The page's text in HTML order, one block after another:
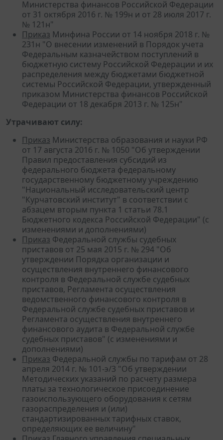
Министерства финансов Российской Федерации
от 31 октября 2016 г. № 199н и от 28 июля 2017 г.
№ 121н"
Приказ Минфина России от 14 ноября 2018 г. №
231н "О внесении изменений в Порядок учета
Федеральным казначейством поступлений в
бюджетную систему Российской Федерации и их
распределения между бюджетами бюджетной
системы Российской Федерации, утвержденный
приказом Министерства финансов Российской
Федерации от 18 декабря 2013 г. № 125н"
Утрачивают силу:
Приказ Министерства образования и науки РФ
от 17 августа 2016 г. № 1050 "Об утверждении
Правил предоставления субсидий из
федерального бюджета федеральному
государственному бюджетному учреждению
"Национальный исследовательский центр
"Курчатовский институт" в соответствии с
абзацем вторым пункта 1 статьи 78.1
Бюджетного кодекса Российской Федерации" (с
изменениями и дополнениями)
Приказ Федеральной службы судебных
приставов от 25 мая 2015 г. № 294 "Об
утверждении Порядка организации и
осуществления внутреннего финансового
контроля в Федеральной службе судебных
приставов, Регламента осуществления
ведомственного финансового контроля в
Федеральной службе судебных приставов и
Регламента осуществления внутреннего
финансового аудита в Федеральной службе
судебных приставов" (с изменениями и
дополнениями)
Приказ Федеральной службы по тарифам от 28
апреля 2014 г. № 101-э/3 "Об утверждении
Методических указаний по расчету размера
платы за технологическое присоединение
газоиспользующего оборудования к сетям
газораспределения и (или)
стандартизированных тарифных ставок,
определяющих ее величину"